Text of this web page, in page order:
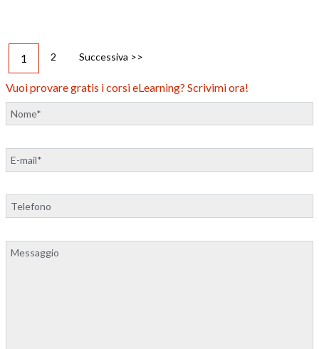
1 2 Successiva >>
Vuoi provare gratis i corsi eLearning? Scrivimi ora!